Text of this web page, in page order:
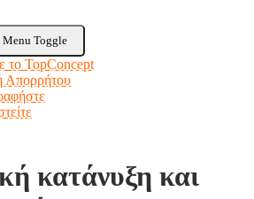
Menu Toggle
το TopConcept
Απορρήτου
κατάνυξη και